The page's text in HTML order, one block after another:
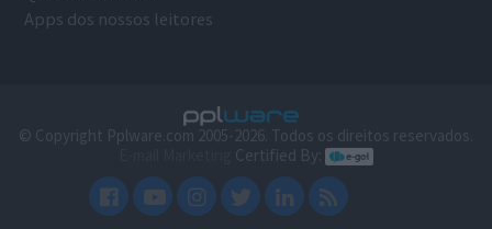
Apps dos nossos leitores
© Copyright Pplware.com 2005-2026. Todos os direitos reservados.
Certified By: